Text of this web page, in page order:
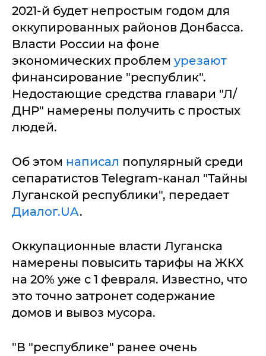
2021-й будет непростым годом для
оккупированных районов Донбасса.
Власти России на фоне
экономических проблем урезают
финансирование "республик".
Недостающие средства главари "Л/
ДНР" намерены получить с простых
людей.
Об этом написал популярный среди
сепаратистов Telegram-канал "Тайны
Луганской республики", передает
Диалог.UA.
Оккупационные власти Луганска
намерены повысить тарифы на ЖКХ
на 20% уже с 1 февраля. Известно, что
это точно затронет содержание
домов и вывоз мусора.
"В "республике" ранее очень